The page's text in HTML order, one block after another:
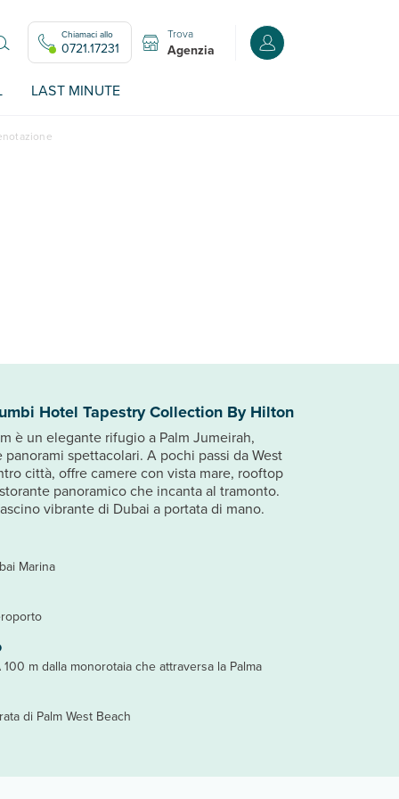
Chiamaci allo
0721.17231
Trova
Agenzia Accedi o registrati
LAST MINUTE
Marina
m dalla monorotaia che attraversa la Palma
di Palm West Beach
Hotel Tapestry Collection By Hilton
è un elegante rifugio a Palm Jumeirah,
spettacolari. A pochi passi da West
città, offre camere con vista mare, rooftop
panoramico che incanta al tramonto.
vibrante di Dubai a portata di mano.